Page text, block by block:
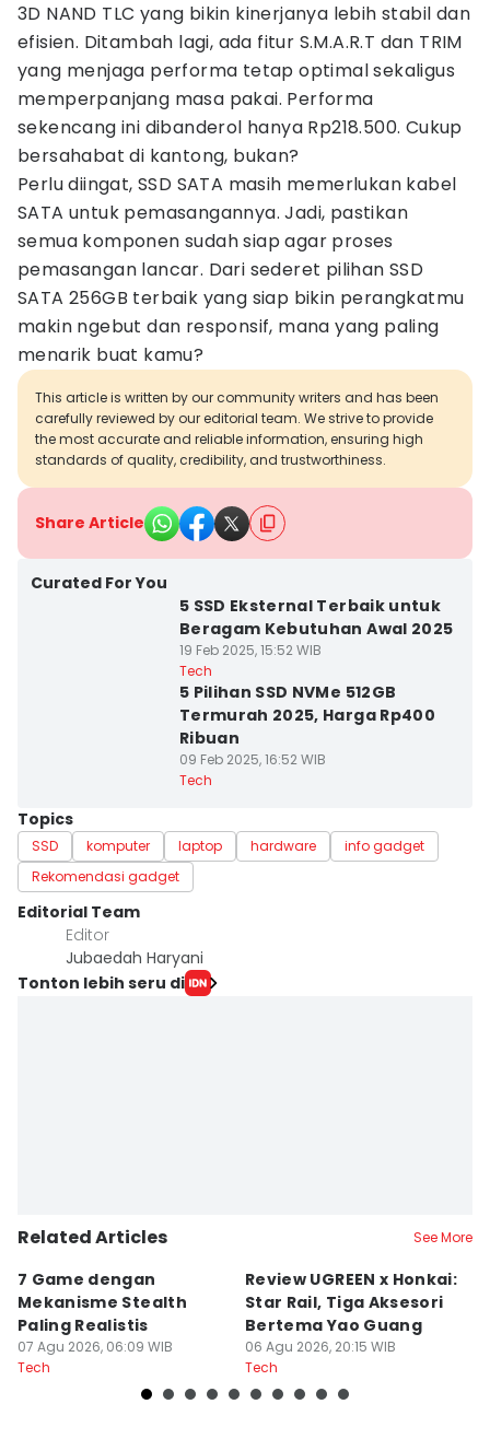
3D NAND TLC yang bikin kinerjanya lebih stabil dan
efisien. Ditambah lagi, ada fitur S.M.A.R.T dan TRIM
yang menjaga performa tetap optimal sekaligus
memperpanjang masa pakai. Performa
sekencang ini dibanderol hanya Rp218.500. Cukup
bersahabat di kantong, bukan?
Perlu diingat, SSD SATA masih memerlukan kabel
SATA untuk pemasangannya. Jadi, pastikan
semua komponen sudah siap agar proses
pemasangan lancar. Dari sederet pilihan SSD
SATA 256GB terbaik yang siap bikin perangkatmu
makin ngebut dan responsif, mana yang paling
menarik buat kamu?
This article is written by our community writers and has been
carefully reviewed by our editorial team. We strive to provide
the most accurate and reliable information, ensuring high
standards of quality, credibility, and trustworthiness.
Share Article
Curated For You
5 SSD Eksternal Terbaik untuk
Beragam Kebutuhan Awal 2025
19 Feb 2025, 15:52 WIB
Tech
5 Pilihan SSD NVMe 512GB
Termurah 2025, Harga Rp400
Ribuan
09 Feb 2025, 16:52 WIB
Tech
Topics
SSD komputer laptop hardware
info gadget
Rekomendasi gadget
Editorial Team
Editor
Jubaedah Haryani
Tonton lebih seru di
Related Articles See More
7 Game dengan
Mekanisme Stealth
Paling Realistis
07 Agu 2026, 06:09 WIB
Tech
Review UGREEN x Honkai:
Star Rail, Tiga Aksesori
Bertema Yao Guang
06 Agu 2026, 20:15 WIB
Tech